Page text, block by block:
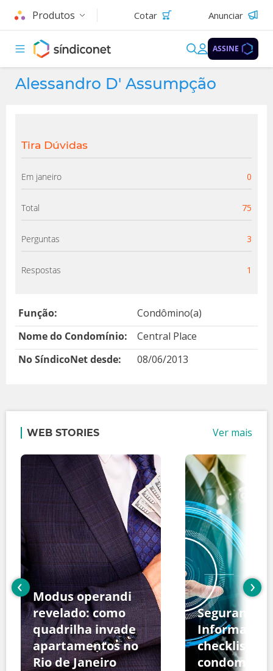
Produtos Cotar Anunciar
ASSINE
Alessandro D' Assumpção
Tira Dúvidas
Em janeiro 0
Total 75
Perguntas 3
Respostas 1
Função:
Condômino(a)
Nome do Condomínio:
Central Place
No SíndicoNet desde:
08/06/2013
WEB STORIES Ver mais
Modus operandi
revelado: como
quadrilha invade
apartamentos no
Rio de Janeiro
Segurança
Informação:
checklist
‹ ›